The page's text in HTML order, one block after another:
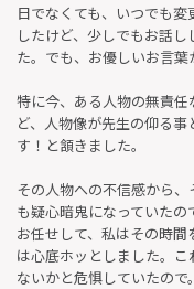
日でなくても、いつでも
したけど、少しでもお話
た。でも、お優しいお言葉
特に今、ある人物の無責
ど、人物像が先生の仰る
す！と頷きました。
その人物への不信感から
も疑心暗鬼になっていたの
お任せして、私はその時
は心底ホッとしました。
ないかと危惧していたので。